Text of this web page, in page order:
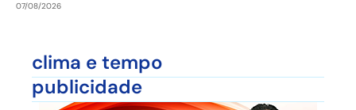
07/08/2026
clima e tempo
publicidade